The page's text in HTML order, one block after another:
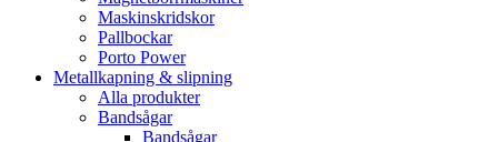
Maskinskridskor
Pallbockar
Porto Power
Metallkapning & slipning
Alla produkter
Bandsågar
Bandsågar